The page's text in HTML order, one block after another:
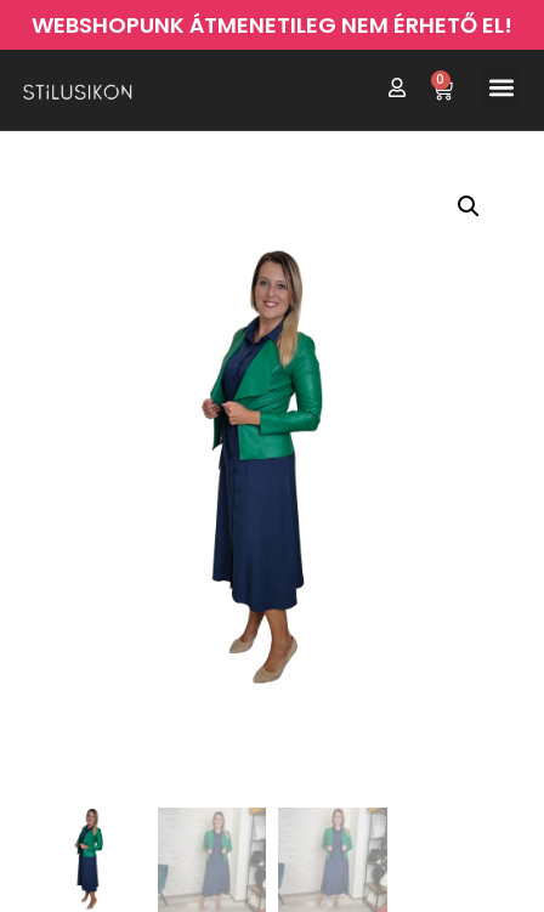
WEBSHOPUNK ÁTMENETILEG NEM ÉRHETŐ EL!
0